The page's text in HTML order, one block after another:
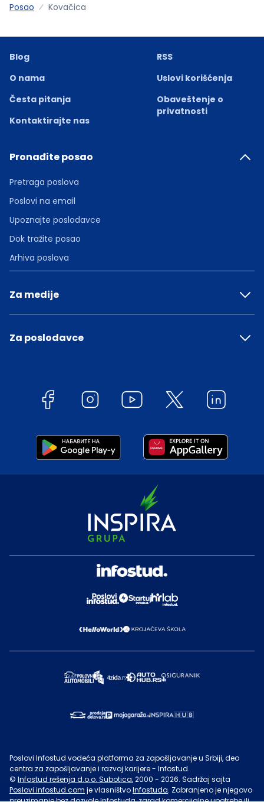
Posao Kovačica
Blog
O nama
Česta pitanja
Kontaktirajte nas
RSS
Uslovi korišćenja
Obaveštenje o
privatnosti
Pronađite posao
Pretraga poslova
Poslovi na email
Upoznajte poslodavce
Dok tražite posao
Arhiva poslova
Za medije
Za poslodavce
Poslovi Infostud vodeća platforma za zapošljavanje u Srbiji, deo
centra za zapošljavanje i razvoj karijere - Infostud.
© Infostud rešenja d.o.o. Subotica, 2000 - 2026. Sadržaj sajta
Poslovi.infostud.com je vlasništvoInfostuda. Zabranjeno je njegovo